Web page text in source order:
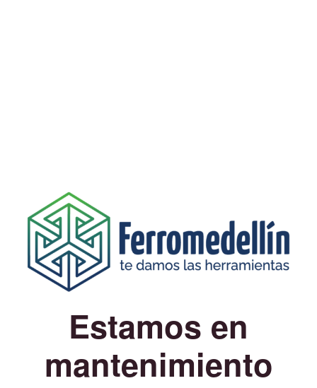
Estamos en
mantenimiento